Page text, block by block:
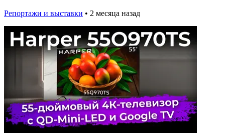
Репортажи и выставки • 2 месяца назад